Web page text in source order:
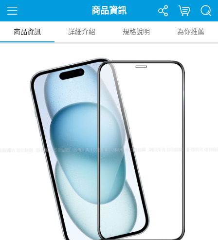
商品資訊
商品資訊 詳細介紹 規格說明 為你推薦